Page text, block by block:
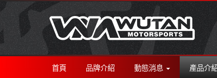
首頁 品牌介紹 動態消息 產品介